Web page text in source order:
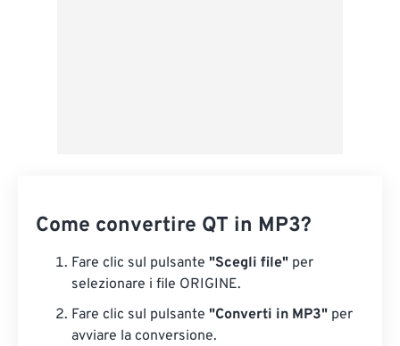
Come convertire QT in MP3?
Fare clic sul pulsante "Scegli file" per
selezionare i file ORIGINE.
Fare clic sul pulsante "Converti in MP3" per
avviare la conversione.